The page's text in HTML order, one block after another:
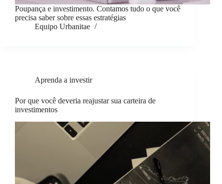
Poupança e investimento. Contamos tudo o que você
precisa saber sobre essas estratégias
Equipo Urbanitae
Aprenda a investir
Por que você deveria reajustar sua carteira de
investimentos